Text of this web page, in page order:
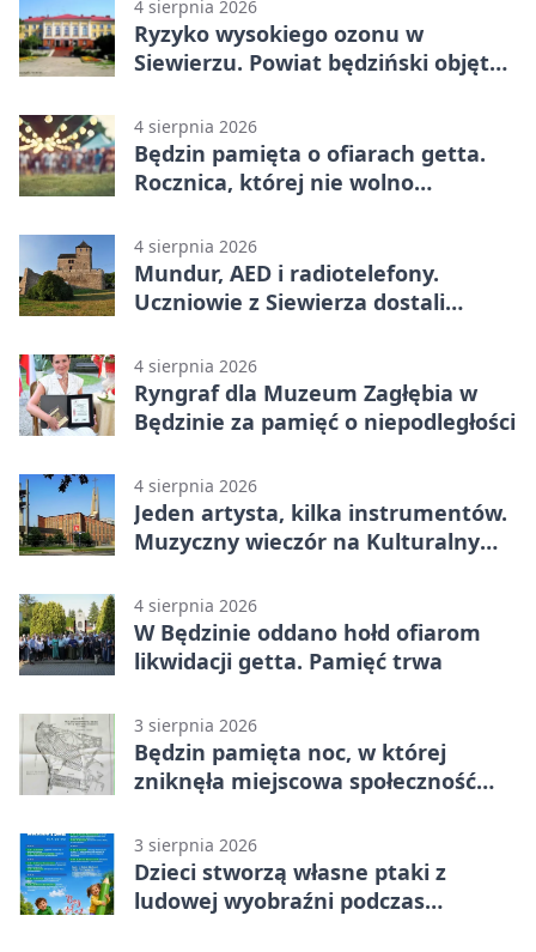
4 sierpnia 2026
Ryzyko wysokiego ozonu w
Siewierzu. Powiat będziński objęty
4 sierpnia 2026
Będzin pamięta o ofiarach getta.
Rocznica, której nie wolno
4 sierpnia 2026
Mundur, AED i radiotelefony.
Uczniowie z Siewierza dostali
4 sierpnia 2026
Ryngraf dla Muzeum Zagłębia w
Będzinie za pamięć o niepodległości
4 sierpnia 2026
Jeden artysta, kilka instrumentów.
Muzyczny wieczór na Kulturalnym
4 sierpnia 2026
W Będzinie oddano hołd ofiarom
likwidacji getta. Pamięć trwa
3 sierpnia 2026
Będzin pamięta noc, w której
zniknęła miejscowa społeczność
3 sierpnia 2026
Dzieci stworzą własne ptaki z
ludowej wyobraźni podczas